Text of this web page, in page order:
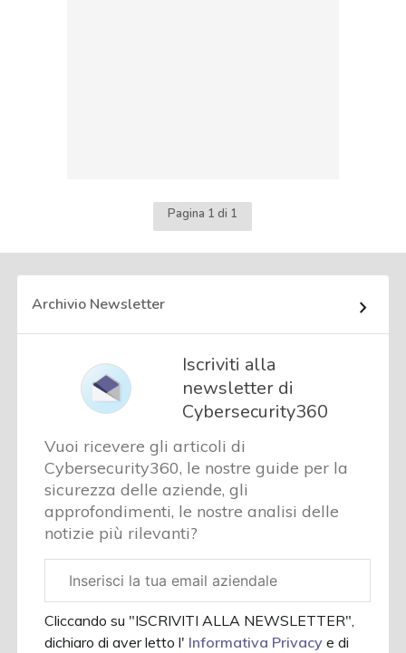
Pagina 1 di 1
Archivio Newsletter
Iscriviti alla
newsletter di
Cybersecurity360
Vuoi ricevere gli articoli di
Cybersecurity360, le nostre guide per la
sicurezza delle aziende, gli
approfondimenti, le nostre analisi delle
notizie più rilevanti?
aziendale
Cliccando su "ISCRIVITI ALLA NEWSLETTER",
dichiaro di aver letto l' Informativa Privacye di